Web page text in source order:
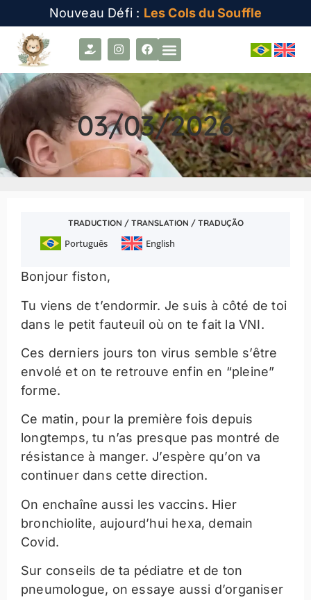
Nouveau Défi : Les Cols du Souffle
03/03/2026
TRADUCTION / TRANSLATION / TRADUÇÃO
Português English
Bonjour fiston,
Tu viens de t’endormir. Je suis à côté de toi
dans le petit fauteuil où on te fait la VNI.
Ces derniers jours ton virus semble s’être
envolé et on te retrouve enfin en “pleine”
forme.
Ce matin, pour la première fois depuis
longtemps, tu n’as presque pas montré de
résistance à manger. J’espère qu’on va
continuer dans cette direction.
On enchaîne aussi les vaccins. Hier
bronchiolite, aujourd’hui hexa, demain
Covid.
Sur conseils de ta pédiatre et de ton
pneumologue, on essaye aussi d’organiser